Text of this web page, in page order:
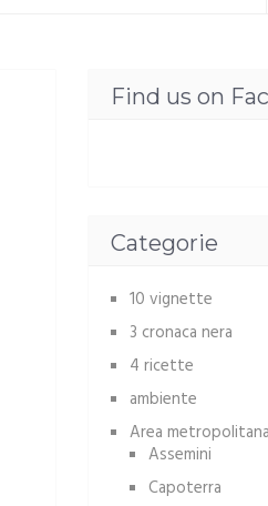
Find us on
Categorie
10 vignette
3 cronaca nera
4 ricette
ambiente
Area metropolitana
Assemini
Capoterra